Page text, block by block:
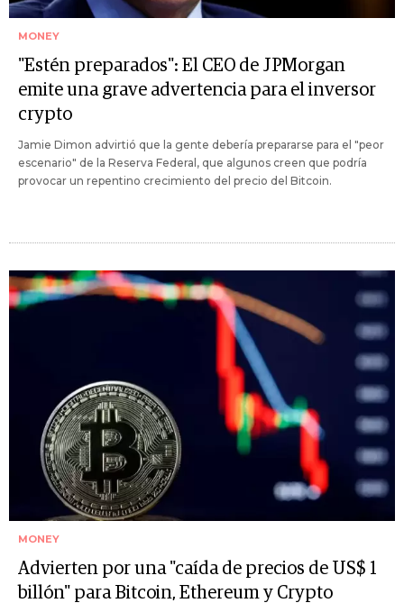
MONEY
"Estén preparados": El CEO de JPMorgan
emite una grave advertencia para el inversor
crypto
Jamie Dimon advirtió que la gente debería prepararse para el "peor
escenario" de la Reserva Federal, que algunos creen que podría
provocar un repentino crecimiento del precio del Bitcoin.
MONEY
Advierten por una "caída de precios de US$ 1
billón" para Bitcoin, Ethereum y Crypto